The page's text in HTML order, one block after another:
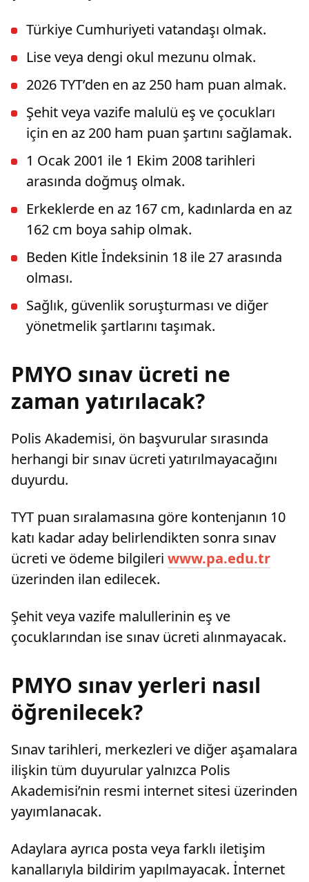
Türkiye Cumhuriyeti vatandaşı olmak.
Lise veya dengi okul mezunu olmak.
2026 TYT’den en az 250 ham puan almak.
Şehit veya vazife malulü eş ve çocukları
için en az 200 ham puan şartını sağlamak.
1 Ocak 2001 ile 1 Ekim 2008 tarihleri
arasında doğmuş olmak.
Erkeklerde en az 167 cm, kadınlarda en az
162 cm boya sahip olmak.
Beden Kitle İndeksinin 18 ile 27 arasında
olması.
Sağlık, güvenlik soruşturması ve diğer
yönetmelik şartlarını taşımak.
PMYO sınav ücreti ne
zaman yatırılacak?
Polis Akademisi, ön başvurular sırasında
herhangi bir sınav ücreti yatırılmayacağını
duyurdu.
TYT puan sıralamasına göre kontenjanın 10
katı kadar aday belirlendikten sonra sınav
ücreti ve ödeme bilgileri www.pa.edu.tr
üzerinden ilan edilecek.
Şehit veya vazife malullerinin eş ve
çocuklarından ise sınav ücreti alınmayacak.
PMYO sınav yerleri nasıl
öğrenilecek?
Sınav tarihleri, merkezleri ve diğer aşamalara
ilişkin tüm duyurular yalnızca Polis
Akademisi’nin resmi internet sitesi üzerinden
yayımlanacak.
Adaylara ayrıca posta veya farklı iletişim
kanallarıyla bildirim yapılmayacak. İnternet